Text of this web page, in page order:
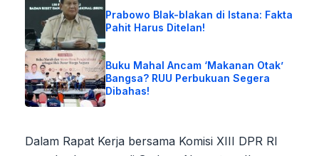
Prabowo Blak-blakan di Istana: Fakta
Pahit Harus Ditelan!
Buku Mahal Ancam ‘Makanan Otak’
Bangsa? RUU Perbukuan Segera
Dibahas!
Dalam Rapat Kerja bersama Komisi XIII DPR RI